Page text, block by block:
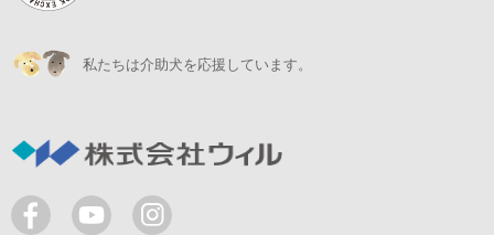
私たちは介助犬を応援しています。